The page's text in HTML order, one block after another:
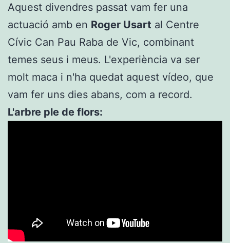
Aquest divendres passat vam fer una
actuació amb en Roger Usart al Centre
Cívic Can Pau Raba de Vic, combinant
temes seus i meus. L'experiència va ser
molt maca i n'ha quedat aquest vídeo, que
vam fer uns dies abans, com a record.
L'arbre ple de flors: